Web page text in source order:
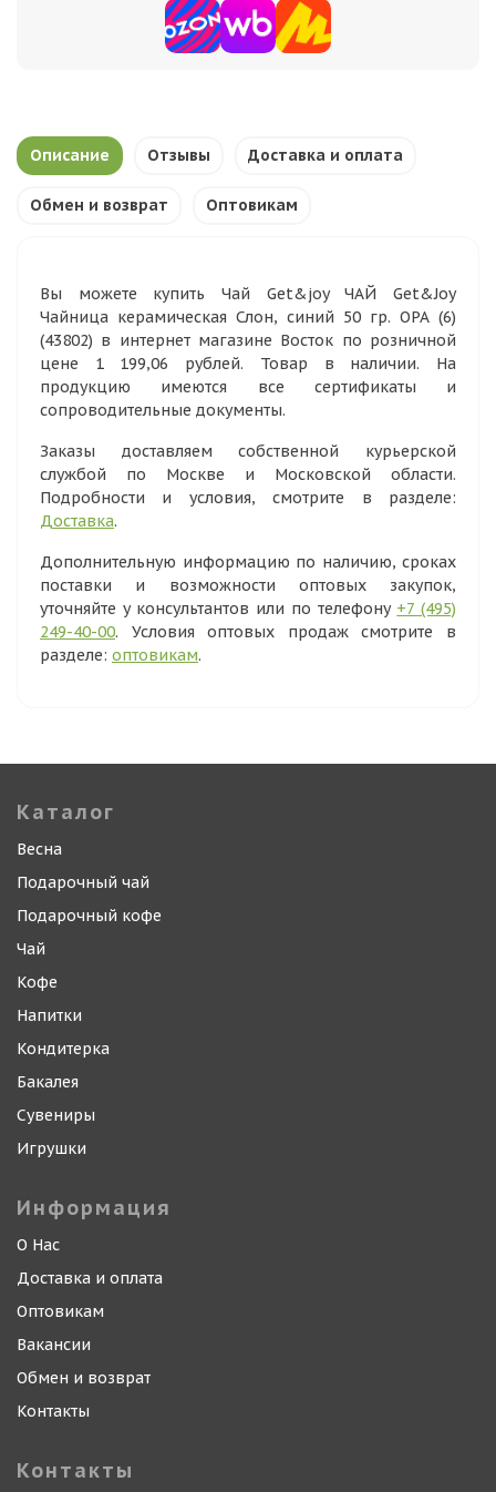
Описание Отзывы Доставка и оплата
Обмен и возврат Оптовикам
Вы можете купить Чай Get&joy ЧАЙ Get&Joy
Чайница керамическая Слон, синий 50 гр. ОРА (6)
(43802) в интернет магазине Восток по розничной
цене 1 199,06 рублей. Товар в наличии. На
продукцию имеются все сертификаты и
сопроводительные документы.
Заказы доставляем собственной курьерской
службой по Москве и Московской области.
Подробности и условия, смотрите в разделе:
Доставка.
Дополнительную информацию по наличию, сроках
поставки и возможности оптовых закупок,
уточняйте у консультантов или по телефону +7 (495)
249-40-00. Условия оптовых продаж смотрите в
разделе: оптовикам.
Каталог
Весна
Подарочный чай
Подарочный кофе
Чай
Кофе
Напитки
Кондитерка
Бакалея
Сувениры
Игрушки
Информация
О Нас
Доставка и оплата
Оптовикам
Вакансии
Обмен и возврат
Контакты
Контакты